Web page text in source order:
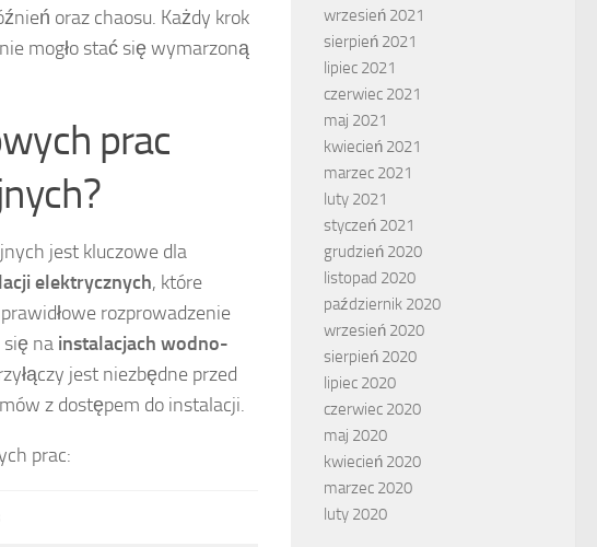
oraz chaosu. Każdy krok
mogło stać się wymarzoną
prac
jest kluczowe dla
elektrycznych, które
rozprowadzenie
się na instalacjach wodno-
jest niezbędne przed
z dostępem do instalacji.
prac:
wrzesień 2021
sierpień 2021
lipiec 2021
czerwiec 2021
maj 2021
kwiecień 2021
marzec 2021
luty 2021
styczeń 2021
grudzień 2020
listopad 2020
październik 2020
wrzesień 2020
sierpień 2020
lipiec 2020
czerwiec 2020
maj 2020
kwiecień 2020
marzec 2020
luty 2020